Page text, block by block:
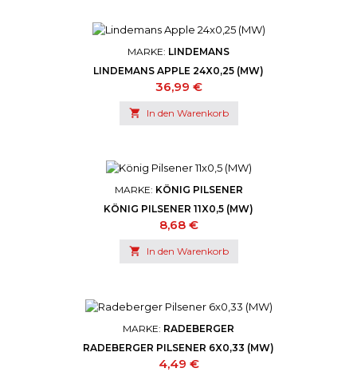
MARKE: LINDEMANS
LINDEMANS APPLE 24X0,25 (MW)
Preis
36,99 €
 In den Warenkorb
MARKE: KÖNIG PILSENER
KÖNIG PILSENER 11X0,5 (MW)
Preis
8,68 €
 In den Warenkorb
MARKE: RADEBERGER
RADEBERGER PILSENER 6X0,33 (MW)
Preis
4,49 €